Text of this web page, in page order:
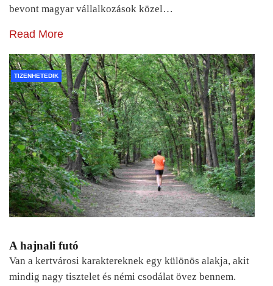
bevont magyar vállalkozások közel…
Read More
TIZENHETEDIK
A hajnali futó
Van a kertvárosi karaktereknek egy különös alakja, akit
mindig nagy tisztelet és némi csodálat övez bennem.